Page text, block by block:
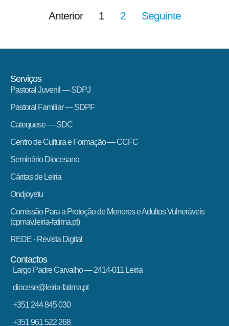
Anterior 1 2 Seguinte
Serviços
Pastoral Juvenil — SDPJ
Pastoral Familiar — SDPF
Catequese — SDC
Centro de Cultura e Formação — CCFC
Seminário Diocesano
Cáritas de Leiria
Ondjoyetu
Comissão Para a Proteção de Menores e Adultos Vulneráveis
(cpmav.leiria-fatima.pt)
REDE - Revista Digital
Contactos
Largo Padre Carvalho — 2414-011 Leiria
diocese@leiria-fatima.pt
+351 244 845 030
+351 961 522 268